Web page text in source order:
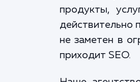
продукты,
действительно
не заметен в
приходит SEO.